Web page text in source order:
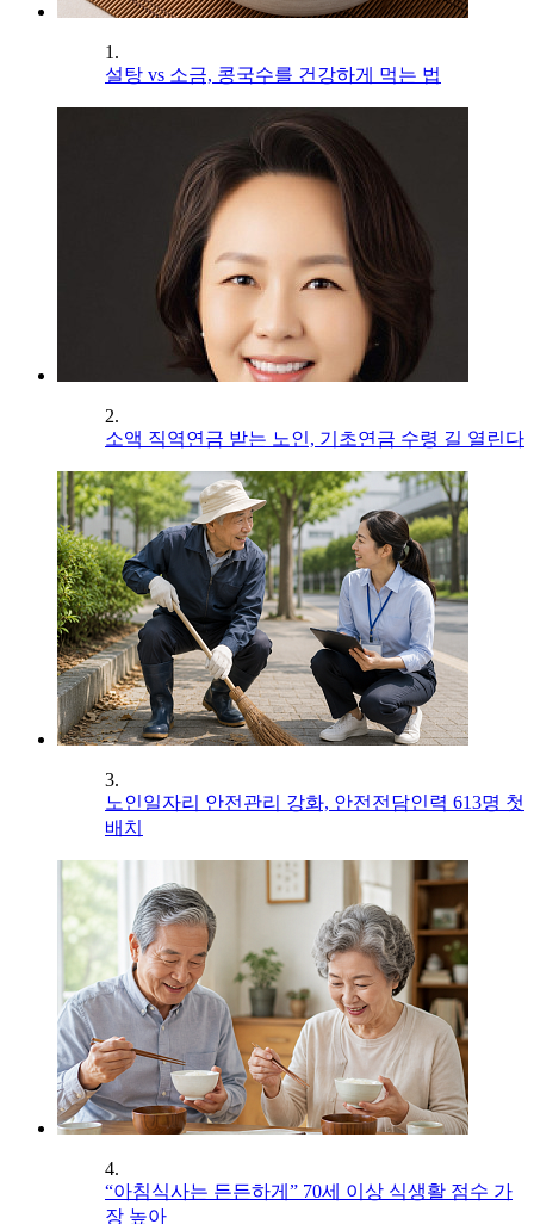
1.
설탕 vs 소금, 콩국수를 건강하게 먹는 법
2.
소액 직역연금 받는 노인, 기초연금 수령 길 열린다
3.
노인일자리 안전관리 강화, 안전전담인력 613명 첫
배치
4.
“아침식사는 든든하게” 70세 이상 식생활 점수 가
장 높아